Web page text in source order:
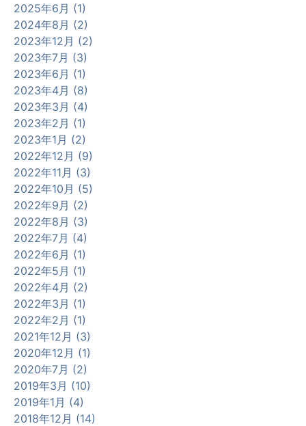
2025年6月 (1)
2024年8月 (2)
2023年12月 (2)
2023年7月 (3)
2023年6月 (1)
2023年4月 (8)
2023年3月 (4)
2023年2月 (1)
2023年1月 (2)
2022年12月 (9)
2022年11月 (3)
2022年10月 (5)
2022年9月 (2)
2022年8月 (3)
2022年7月 (4)
2022年6月 (1)
2022年5月 (1)
2022年4月 (2)
2022年3月 (1)
2022年2月 (1)
2021年12月 (3)
2020年12月 (1)
2020年7月 (2)
2019年3月 (10)
2019年1月 (4)
2018年12月 (14)